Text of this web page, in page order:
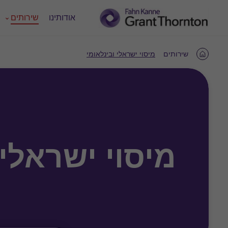
אודותינו שירותים
Homeשירותים מיסוי ישראלי ובינלאומי
מיסוי